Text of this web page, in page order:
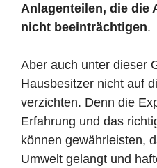
Anlagenteilen, die die
nicht beeinträchtigen.
Aber auch unter dieser
Hausbesitzer nicht auf
verzichten. Denn die
Erfahrung und das
können gewährleisten,
Umwelt gelangt und